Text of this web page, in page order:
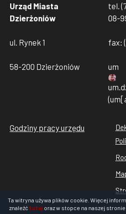
Ta witryna używa plików cookie. Więcej
znaleźć tutajoraz w stopce na naszej
Urząd Miasta
Dzierżoniów
ul. Rynek 1
58-200 Dzierżoniów
tel.
08-
fax:
um
um
Godziny pracy urzędu